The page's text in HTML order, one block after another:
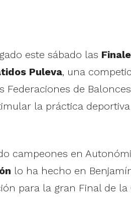
este sábado las
Puleva, una
de
la práctica
campeones en
lo ha hecho en
para la gran Final de